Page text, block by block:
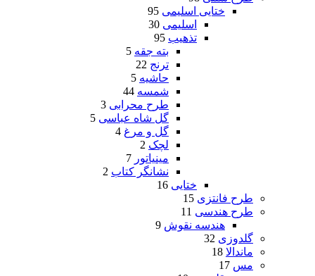
ختایی اسلیمی 95
اسلیمی 30
تذهیب 95
بته جقه 5
ترنج 22
حاشیه 5
شمسه 44
طرح محرابی 3
گل شاه عباسی 5
گل و مرغ 4
لچک 2
مینیاتور 7
نشانگر کتاب 2
ختایی 16
طرح فانتزی 15
طرح هندسی 11
هندسه نقوش 9
گلدوزی 32
ماندالا 18
مس 17